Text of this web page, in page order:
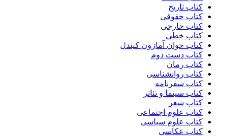
کتاب تاریخ
کتاب حقوقی
کتاب خارجی
کتاب خطی
کتاب خوان آمازون کیندل
کتاب دست دوم
کتاب رمان
کتاب روانشناسی
کتاب سفرنامه
کتاب سینما و تئاتر
کتاب شعر
کتاب علوم اجتماعی
کتاب علوم سیاسی
کتاب عکاسی